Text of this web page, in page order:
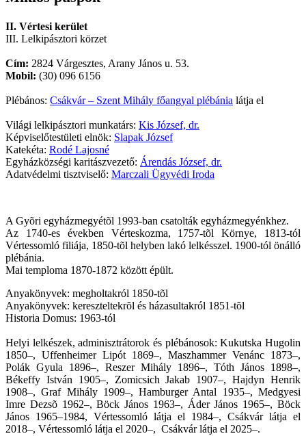
II. Vértesi kerület
III. Lelkipásztori körzet
Cím: 2824 Várgesztes, Arany János u. 53.
Mobil: (30) 096 6156
Plébános: Csákvár – Szent Mihály főangyal plébánia látja el
Világi lelkipásztori munkatárs: Kis József, dr.
Képviselőtestületi elnök: Slapak József
Katekéta: Rodé Lajosné
Egyházközségi karitászvezető: Árendás József, dr.
Adatvédelmi tisztviselő: Marczali Ügyvédi Iroda
A Gyõri egyházmegyétõl 1993-ban csatolták egyházmegyénkhez.
Az 1740-es években Vérteskozma, 1757-tõl Környe, 1813-tól
Vértessomló filiája, 1850-tõl helyben lakó lelkésszel. 1900-tól önálló
plébánia.
Mai temploma 1870-1872 között épült.
Anyakönyvek: megholtakról 1850-tõl
Anyakönyvek: kereszteltekrõl és házasultakról 1851-tõl
Historia Domus: 1963-tól
Helyi lelkészek, adminisztrátorok és plébánosok: Kukutska Hugolin
1850–, Uffenheimer Lipót 1869–, Maszhammer Venánc 1873–,
Polák Gyula 1896–, Reszer Mihály 1896–, Tóth János 1898–,
Békeffy István 1905–, Zomicsich Jakab 1907–, Hajdyn Henrik
1908–, Graf Mihály 1909–, Hamburger Antal 1935–, Medgyesi
Imre Dezsõ 1962–, Böck János 1963–, Áder János 1965–, Böck
János 1965–1984, Vértessomló látja el 1984–, Csákvár látja el
2018–, Vértessomló látja el 2020–, Csákvár látja el 2025–.